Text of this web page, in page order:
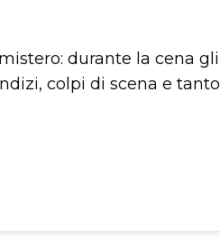
durante la cena gli
colpi di scena e tanto